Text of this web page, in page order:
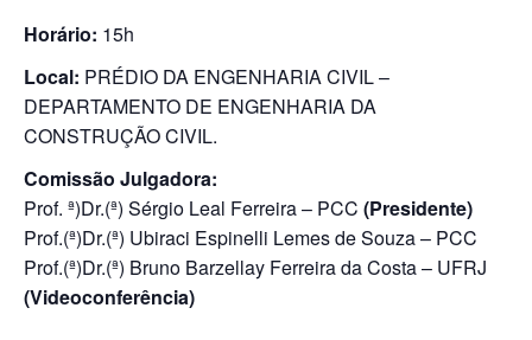
Horário: 15h
Local: PRÉDIO DA ENGENHARIA CIVIL –
DEPARTAMENTO DE ENGENHARIA DA
CONSTRUÇÃO CIVIL.
Comissão Julgadora:
Prof. ª)Dr.(ª) Sérgio Leal Ferreira – PCC (Presidente)
Prof.(ª)Dr.(ª) Ubiraci Espinelli Lemes de Souza – PCC
Prof.(ª)Dr.(ª) Bruno Barzellay Ferreira da Costa – UFRJ
(Videoconferência)